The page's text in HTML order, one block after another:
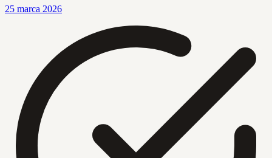
25 marca 2026